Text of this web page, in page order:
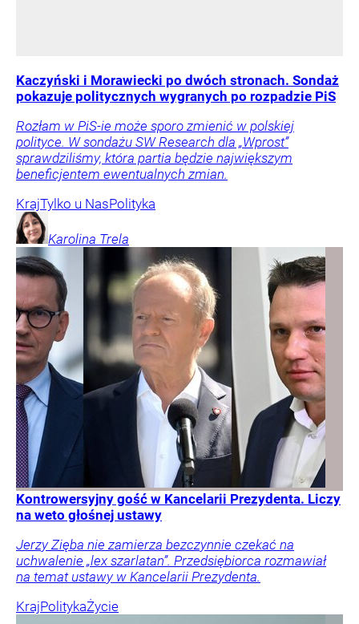
Kaczyński i Morawiecki po dwóch stronach. Sondaż
pokazuje politycznych wygranych po rozpadzie PiS
Rozłam w PiS-ie może sporo zmienić w polskiej
polityce. W sondażu SW Research dla „Wprost”
sprawdziliśmy, która partia będzie największym
beneficjentem ewentualnych zmian.
KrajTylko u NasPolityka
Karolina Trela
Kontrowersyjny gość w Kancelarii Prezydenta. Liczy
na weto głośnej ustawy
Jerzy Zięba nie zamierza bezczynnie czekać na
uchwalenie „lex szarlatan”. Przedsiębiorca rozmawiał
na temat ustawy w Kancelarii Prezydenta.
KrajPolitykaŻycie